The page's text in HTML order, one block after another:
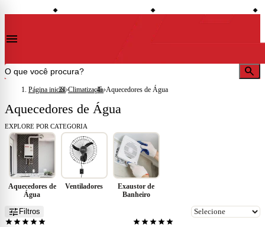
shopping_bag credit_card local_shipping
menu
search
Página inicial ›Climatização›Aquecedores de Água
Aquecedores de Água
EXPLORE POR CATEGORIA
Aquecedores de
Água
Ventiladores
Exaustor de
Banheiro
tune Filtros
starstarstarstarstar starstarstarstarstar